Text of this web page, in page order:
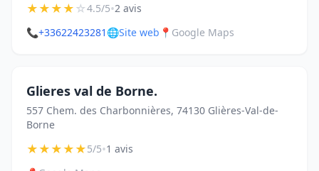
★★★★☆4.5/5•2 avis
📞+33622423281 🌐Site web 📍 Google Maps
Glieres val de Borne.
557 Chem. des Charbonnières, 74130 Glières-Val-de-
Borne
★★★★★5/5•1 avis